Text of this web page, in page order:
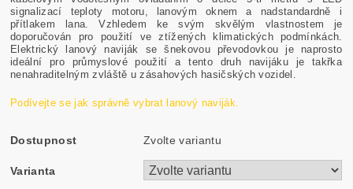
signalizací teploty motoru, lanovým oknem a nadstandardně i
přítlakem lana. Vzhledem ke svým skvělým vlastnostem je
doporučován pro použití ve ztížených klimatických podmínkách.
Elektrický lanový naviják se šnekovou převodovkou je naprosto
ideální pro průmyslové použití a tento druh navijáku je takřka
nenahraditelným zvláště u zásahových hasičských vozidel.
Podívejte se jak správně vybrat lanový naviják.
Dostupnost Zvolte variantu
Varianta